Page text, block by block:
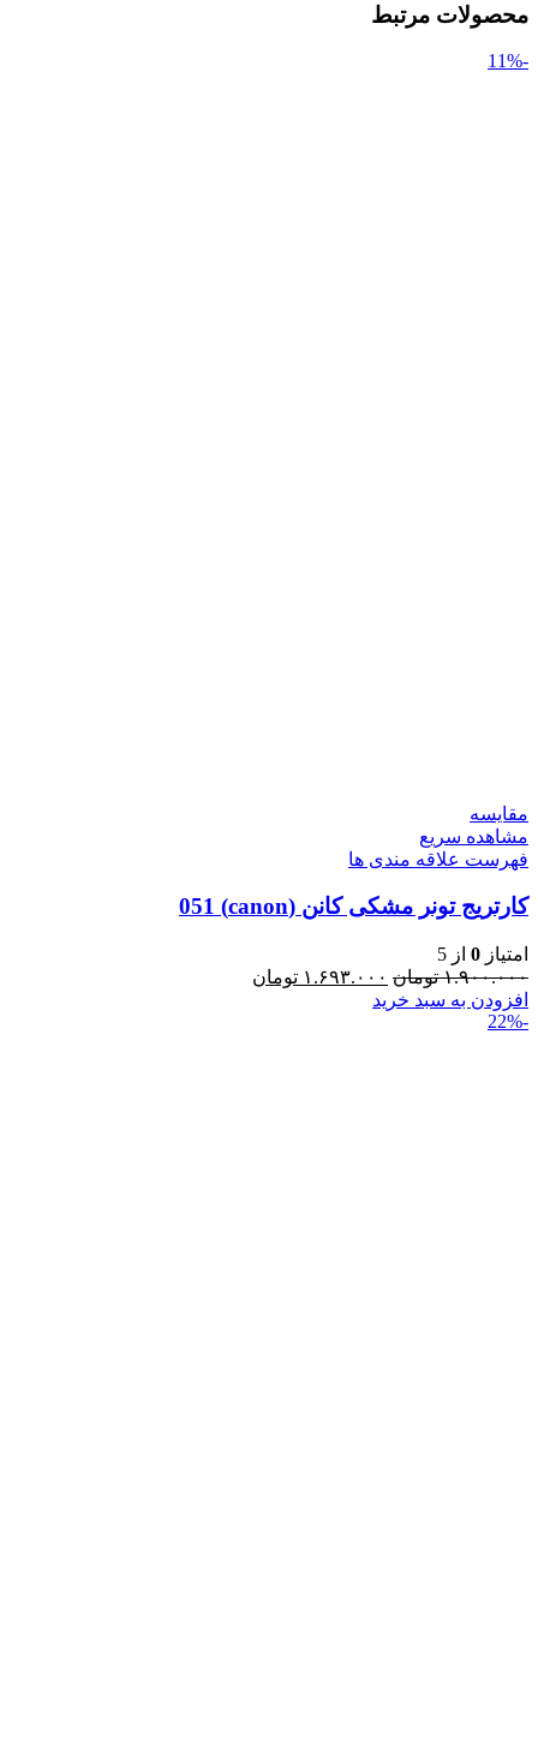
محصولات مرتبط
-11%
مقایسه
مشاهده سریع
فهرست علاقه مندی ها
کارتریج تونر مشکی کانن (canon) 051
امتیاز 0 از 5
۱.۹۰۰.۰۰۰ تومان ۱.۶۹۳.۰۰۰ تومان
افزودن به سبد خرید
-22%